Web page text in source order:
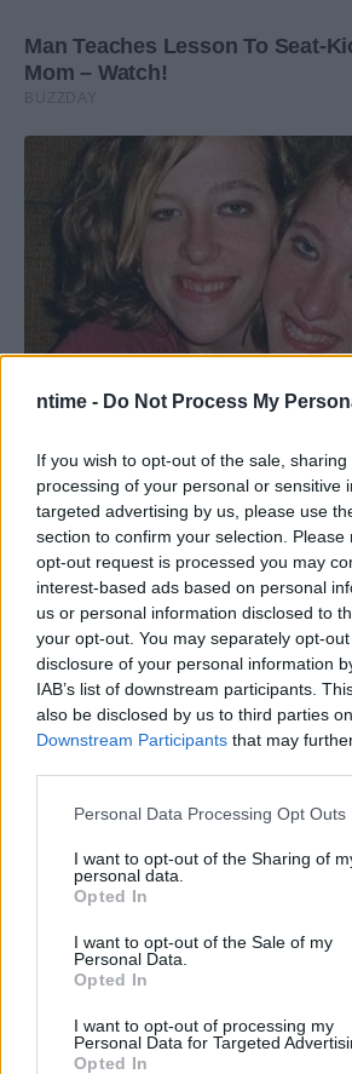
ntime - Do Not Process My
If you wish to opt-out of the sale,
processing of your personal or sensitive
targeted advertising by us, please use
section to confirm your selection.
opt-out request is processed you may
interest-based ads based on personal
us or personal information disclosed to
your opt-out. You may separately opt-
disclosure of your personal information
IAB’s list of downstream participants.
also be disclosed by us to third parties
Downstream Participants that may
Personal Data Processing Opt Outs
I want to opt-out of the Sharing of
personal data.
Opted In
I want to opt-out of the Sale of my
Personal Data.
Opted In
I want to opt-out of processing my
Personal Data for Targeted
Opted In